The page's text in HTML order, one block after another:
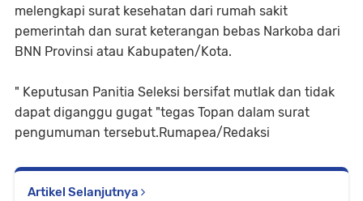
melengkapi surat kesehatan dari rumah sakit
pemerintah dan surat keterangan bebas Narkoba dari
BNN Provinsi atau Kabupaten/Kota.
" Keputusan Panitia Seleksi bersifat mutlak dan tidak
dapat diganggu gugat "tegas Topan dalam surat
pengumuman tersebut.Rumapea/Redaksi
Artikel Selanjutnya